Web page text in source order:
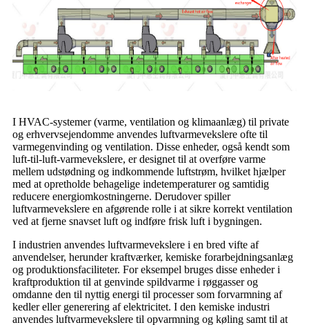
I HVAC-systemer (varme, ventilation og klimaanlæg) til private
og erhvervsejendomme anvendes luftvarmevekslere ofte til
varmegenvinding og ventilation. Disse enheder, også kendt som
luft-til-luft-varmevekslere, er designet til at overføre varme
mellem udstødning og indkommende luftstrøm, hvilket hjælper
med at opretholde behagelige indetemperaturer og samtidig
reducere energiomkostningerne. Derudover spiller
luftvarmevekslere en afgørende rolle i at sikre korrekt ventilation
ved at fjerne snavset luft og indføre frisk luft i bygningen.
I industrien anvendes luftvarmevekslere i en bred vifte af
anvendelser, herunder kraftværker, kemiske forarbejdningsanlæg
og produktionsfaciliteter. For eksempel bruges disse enheder i
kraftproduktion til at genvinde spildvarme i røggasser og
omdanne den til nyttig energi til processer som forvarmning af
kedler eller generering af elektricitet. I den kemiske industri
anvendes luftvarmevekslere til opvarmning og køling samt til at